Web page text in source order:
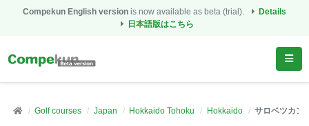
Compekun English version is now available as beta (trial).
Details
日本語版はこちら
Golf courses Japan Hokkaido Tohoku Hokkaido サロベツカン